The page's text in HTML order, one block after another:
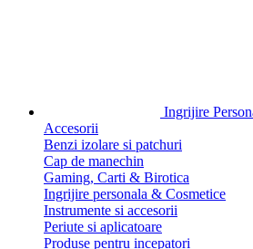
Ingrijire
Accesorii
Benzi izolare si patchuri
Cap de manechin
Gaming, Carti & Birotica
Ingrijire personala & Cosmetice
Instrumente si accesorii
Periute si aplicatoare
Produse pentru incepatori